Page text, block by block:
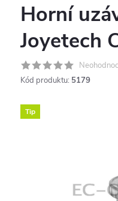
Horní
Joyetech
Kód produktu: 5179
Tip